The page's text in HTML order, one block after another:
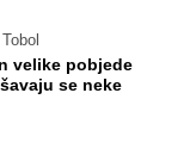
velike pobjede
se neke